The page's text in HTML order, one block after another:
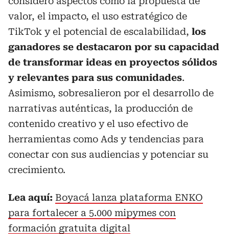
valor, el impacto, el uso estratégico de
TikTok y el potencial de escalabilidad, los
ganadores se destacaron por su capacidad
de transformar ideas en proyectos sólidos
y relevantes para sus comunidades.
Asimismo, sobresalieron por el desarrollo de
narrativas auténticas, la producción de
contenido creativo y el uso efectivo de
herramientas como Ads y tendencias para
conectar con sus audiencias y potenciar su
crecimiento.
Lea aquí: Boyacá lanza plataforma ENKO
para fortalecer a 5.000 mipymes con
formación gratuita digital